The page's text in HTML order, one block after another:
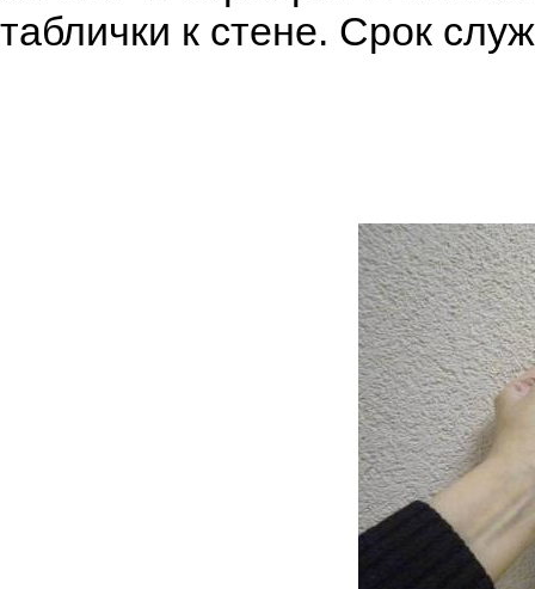
таблички к стене. Срок